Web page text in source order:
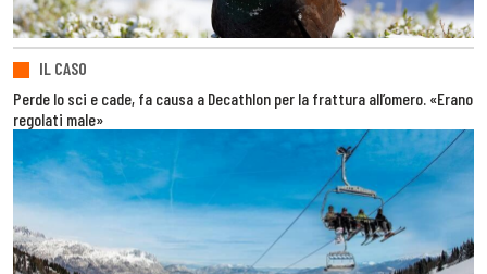
IL CASO
Perde lo sci e cade, fa causa a Decathlon per la frattura all’omero. «Erano
regolati male»